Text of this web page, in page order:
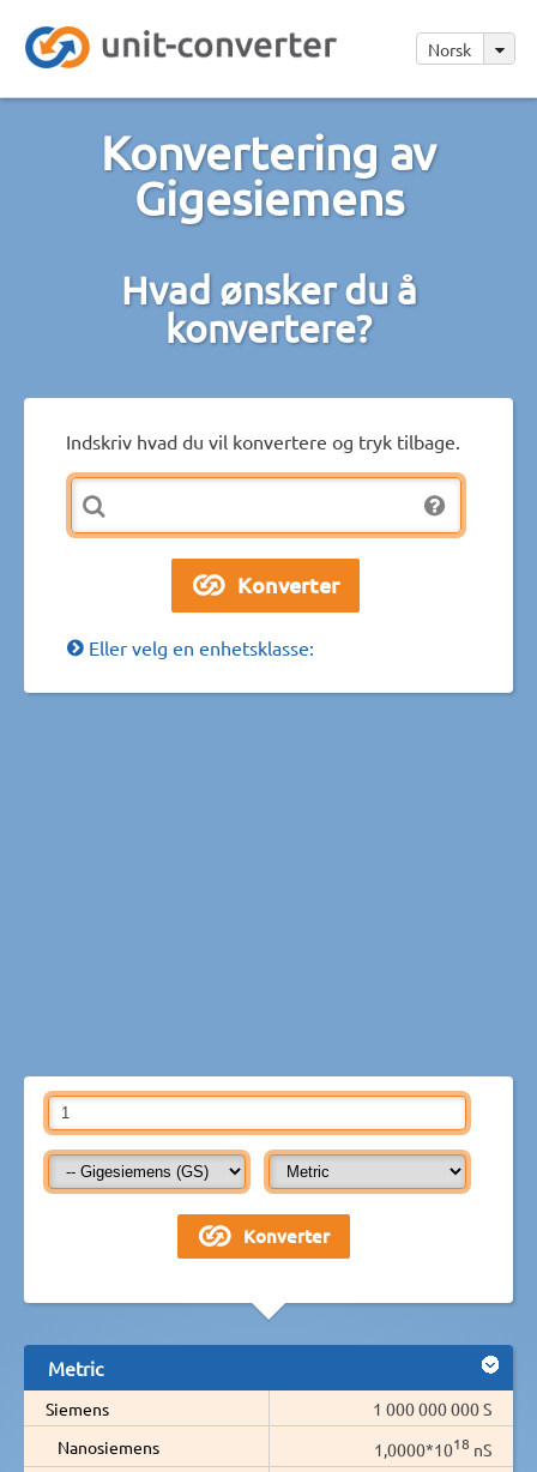
Norsk
Konvertering av
Gigesiemens
Hvad ønsker du å
konvertere?
Indskriv hvad du vil konvertere og tryk tilbage.
Eller velg en enhetsklasse:
Metric
Siemens
1 000 000 000 S
Nanosiemens
1,0000*1018 nS